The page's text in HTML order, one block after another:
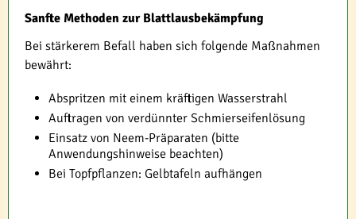
Sanfte Methoden zur Blattlausbekämpfung
Bei stärkerem Befall haben sich folgende Maßnahmen
bewährt:
Abspritzen mit einem kräftigen Wasserstrahl
Auftragen von verdünnter Schmierseifenlösung
Einsatz von Neem-Präparaten (bitte
Anwendungshinweise beachten)
Bei Topfpflanzen: Gelbtafeln aufhängen